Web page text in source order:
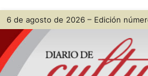
Saltar
contenido
Skip
content
6 de agosto de 2026 – Edición